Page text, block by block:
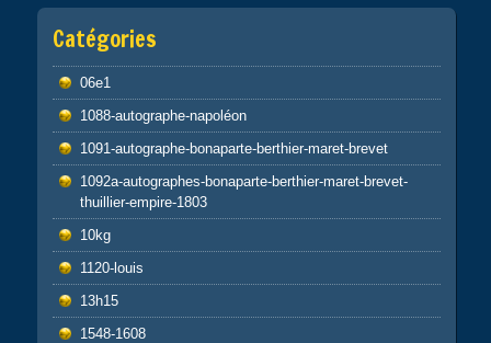
Catégories
06e1
1088-autographe-napoléon
1091-autographe-bonaparte-berthier-maret-brevet
1092a-autographes-bonaparte-berthier-maret-brevet-
thuillier-empire-1803
10kg
1120-louis
13h15
1548-1608